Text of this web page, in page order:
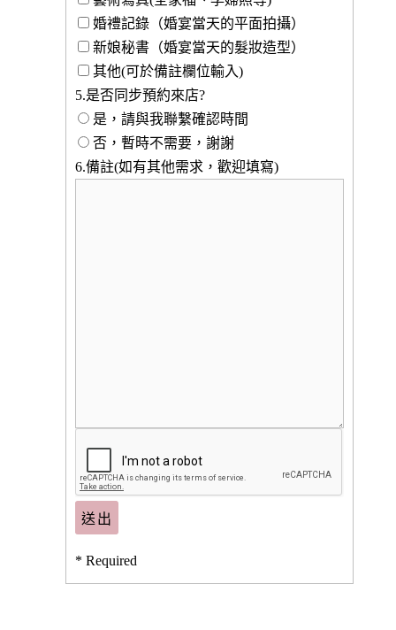
婚禮記錄（婚宴當天的平面拍攝）
新娘秘書（婚宴當天的髮妝造型）
其他(可於備註欄位輸入)
5.是否同步預約來店?
是，請與我聯繫確認時間
否，暫時不需要，謝謝
6.備註(如有其他需求，歡迎填寫)
* Required